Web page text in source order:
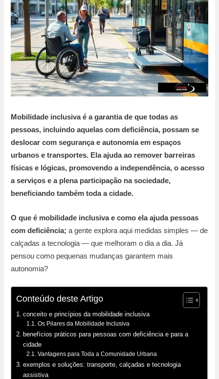
Mobilidade inclusiva é a garantia de que todas as
pessoas, incluindo aquelas com deficiência, possam se
deslocar com segurança e autonomia em espaços
urbanos e transportes. Ela ajuda ao remover barreiras
físicas e lógicas, promovendo a independência, o acesso
a serviços e a plena participação na sociedade,
beneficiando também toda a cidade.
O que é mobilidade inclusiva e como ela ajuda pessoas
com deficiência; a gente explora aqui medidas simples — de
calçadas a tecnologia — que melhoram o dia a dia. Já
pensou como pequenas mudanças garantem mais
autonomia?
Conteúdo deste Artigo
conceito e princípios da mobilidade inclusiva
Os Pilares da Mobilidade Inclusiva
benefícios práticos para pessoas com deficiência e para a
cidade
Vantagens para Toda a Comunidade Urbana
exemplos e soluções: transporte, calçadas e tecnologia
assistiva